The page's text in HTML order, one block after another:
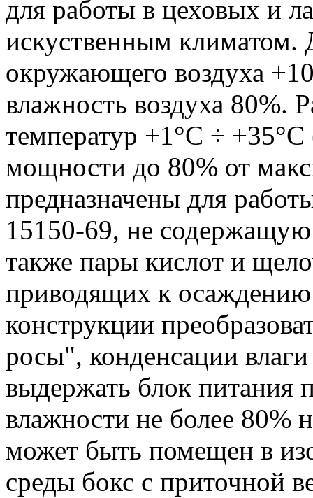
для работы в цеховых и
искуственным климатом.
окружающего воздуха
влажность воздуха 80%.
температур +1°С ÷
мощности до 80% от
предназначены для
15150-69, не
также пары кислот и
приводящих к осаждению
конструкции
росы", конденсации
выдержать блок питания
влажности не более 80%
может быть помещен в
среды бокс с приточной